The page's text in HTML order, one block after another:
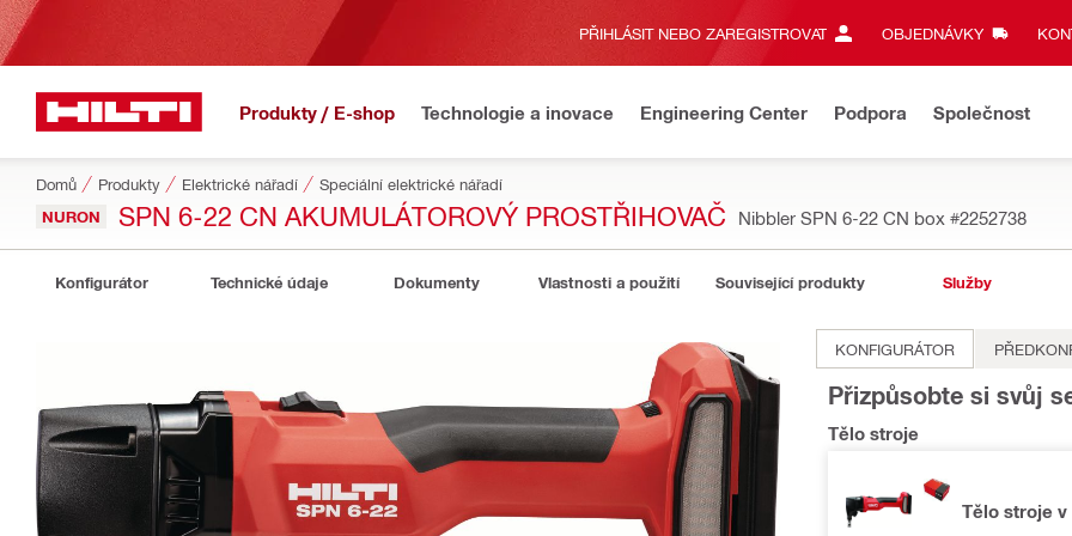
PŘIHLÁSIT NEBO ZAREGISTROVAT OBJEDNÁVKY
Produkty / E-shop Technologie a inovace Engineering Center Podpora Společnost
Domů Produkty Elektrické nářadí Speciální elektrické nářadí
NURON SPN 6-22 CN AKUMULÁTOROVÝ PROSTŘIHOVAČ Nibbler SPN 6-22 CN box #2252738
Konfigurátor Technické údaje Dokumenty Vlastnosti a použití Související produkty Služby
KONFIGURÁTOR
Přizpůsobte si svůj
Tělo stroje
Tělo stroje